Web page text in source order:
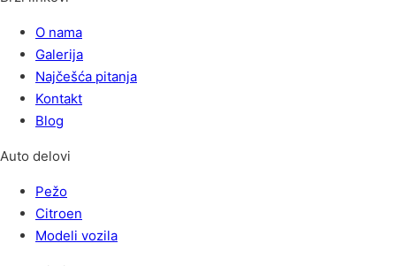
O nama
Galerija
Najčešća pitanja
Kontakt
Blog
Auto delovi
Pežo
Citroen
Modeli vozila